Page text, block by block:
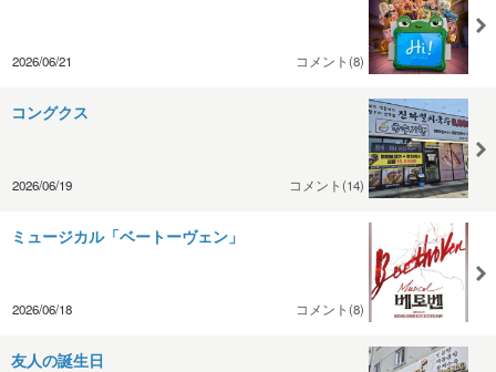
2026/06/21 コメント(8)
コングクス
2026/06/19 コメント(14)
ミュージカル「ベートーヴェン」
2026/06/18 コメント(8)
友人の誕生日